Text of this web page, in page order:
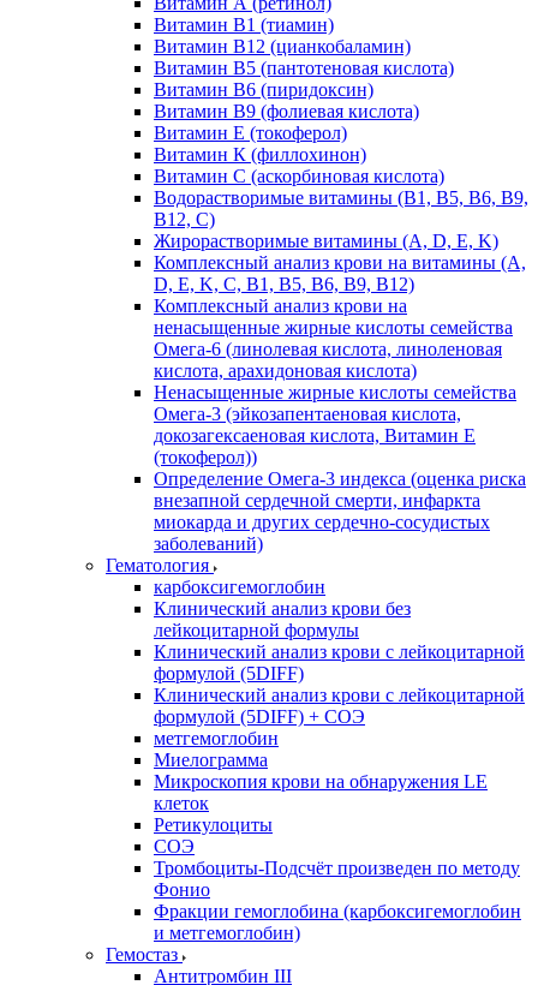
Витамин В1 (тиамин)
Витамин В12 (цианкобаламин)
Витамин В5 (пантотеновая кислота)
Витамин В6 (пиридоксин)
Витамин В9 (фолиевая кислота)
Витамин Е (токоферол)
Витамин К (филлохинон)
Витамин С (аскорбиновая кислота)
Водорастворимые витамины (B1, B5, B6, В9,
В12, С)
Жирорастворимые витамины (A, D, E, K)
Комплексный анализ крови на витамины (A,
D, E, K, C, B1, B5, B6, В9, B12)
Комплексный анализ крови на
ненасыщенные жирные кислоты семейства
Омега-6 (линолевая кислота, линоленовая
кислота, арахидоновая кислота)
Ненасыщенные жирные кислоты семейства
Омега-3 (эйкозапентаеновая кислота,
докозагексаеновая кислота, Витамин E
(токоферол))
Определение Омега-3 индекса (оценка риска
внезапной сердечной смерти, инфаркта
миокарда и других сердечно-сосудистых
заболеваний)
Гематология
карбоксигемоглобин
Клинический анализ крови без
лейкоцитарной формулы
Клинический анализ крови с лейкоцитарной
формулой (5DIFF)
Клинический анализ крови с лейкоцитарной
формулой (5DIFF) + СОЭ
метгемоглобин
Миелограмма
Микроскопия крови на обнаружения LE
клеток
Ретикулоциты
СОЭ
Тромбоциты-Подсчёт произведен по методу
Фонио
Фракции гемоглобина (карбоксигемоглобин
и метгемоглобин)
Гемостаз
Антитромбин III